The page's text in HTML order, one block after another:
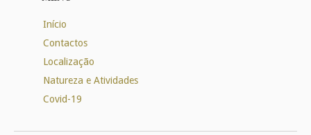
Início
Contactos
Localização
Natureza e Atividades
Covid-19